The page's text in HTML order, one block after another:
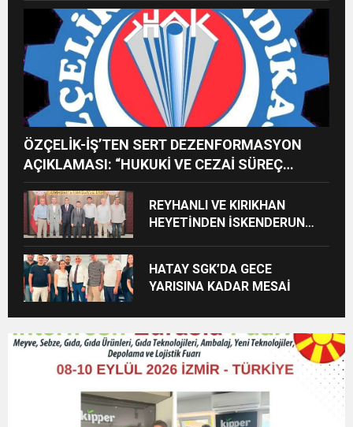
ALACAK
ÖZÇELİK-İŞ’TEN SERT DEZENFORMASYON
AÇIKLAMASI: “HUKUKİ VE CEZAİ SÜREÇ
BAŞLATILDI”
REYHANLI VE KIRIKHAN
HEYETİNDEN İSKENDERUN
HATAY SGK’DA GECE
YARISINA KADAR MESAİ